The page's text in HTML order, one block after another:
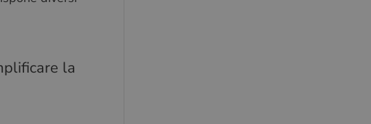
la
un'esperienza di chat